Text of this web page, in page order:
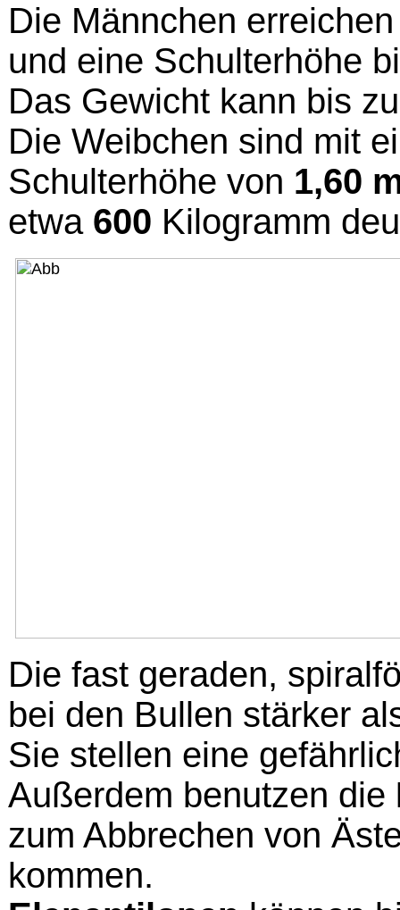
Die Männchen
und eine Schulterhöhe
Das Gewicht kann bis
Die Weibchen sind mit
Schulterhöhe von 1,60
etwa 600 Kilogramm
Die fast geraden,
bei den Bullen stärker
Sie stellen eine
Außerdem benutzen die
zum Abbrechen von
kommen.